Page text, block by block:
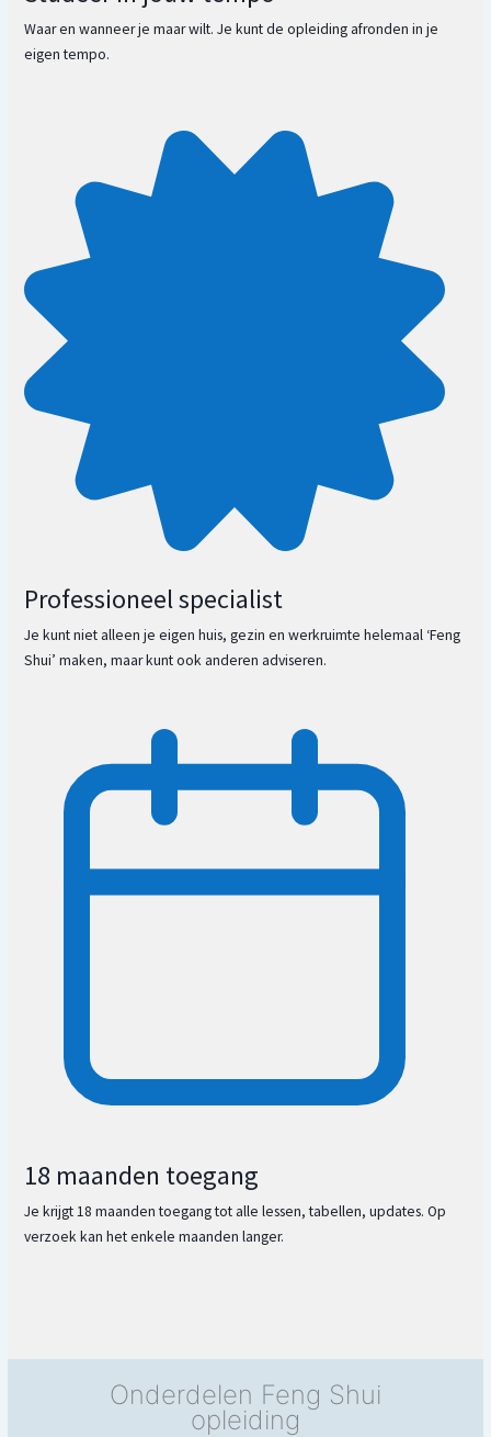
Waar en wanneer je maar wilt. Je kunt de opleiding afronden in je
eigen tempo.
Professioneel specialist
Je kunt niet alleen je eigen huis, gezin en werkruimte helemaal ‘Feng
Shui’ maken, maar kunt ook anderen adviseren.
18 maanden toegang
Je krijgt 18 maanden toegang tot alle lessen, tabellen, updates. Op
verzoek kan het enkele maanden langer.
Onderdelen Feng Shui
opleiding